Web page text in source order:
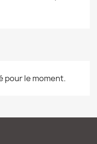
pour le moment.